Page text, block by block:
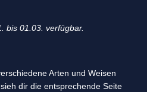
bis 01.03. verfügbar.
Arten und Weisen
dir die entsprechende Seite